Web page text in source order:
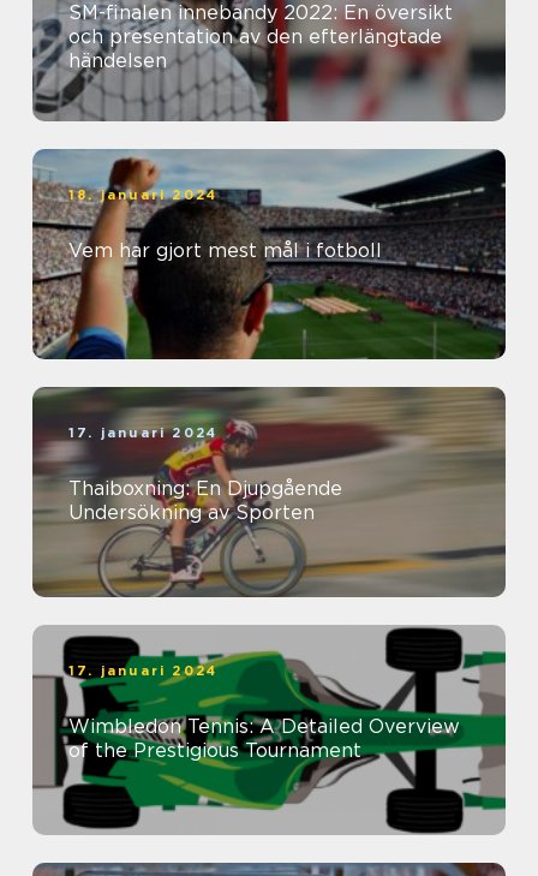
SM-finalen innebandy 2022: En översikt
och presentation av den efterlängtade
händelsen
18. januari 2024
Vem har gjort mest mål i fotboll
17. januari 2024
Thaiboxning: En Djupgående
Undersökning av Sporten
17. januari 2024
Wimbledon Tennis: A Detailed Overview
of the Prestigious Tournament